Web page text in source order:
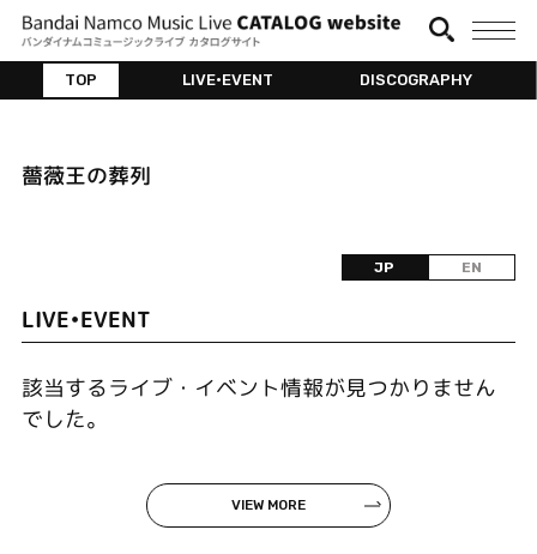
TOP LIVE•EVENT DISCOGRAPHY
薔薇王の葬列
JP EN
LIVE•EVENT
該当するライブ・イベント情報が見つかりません
でした。
VIEW MORE